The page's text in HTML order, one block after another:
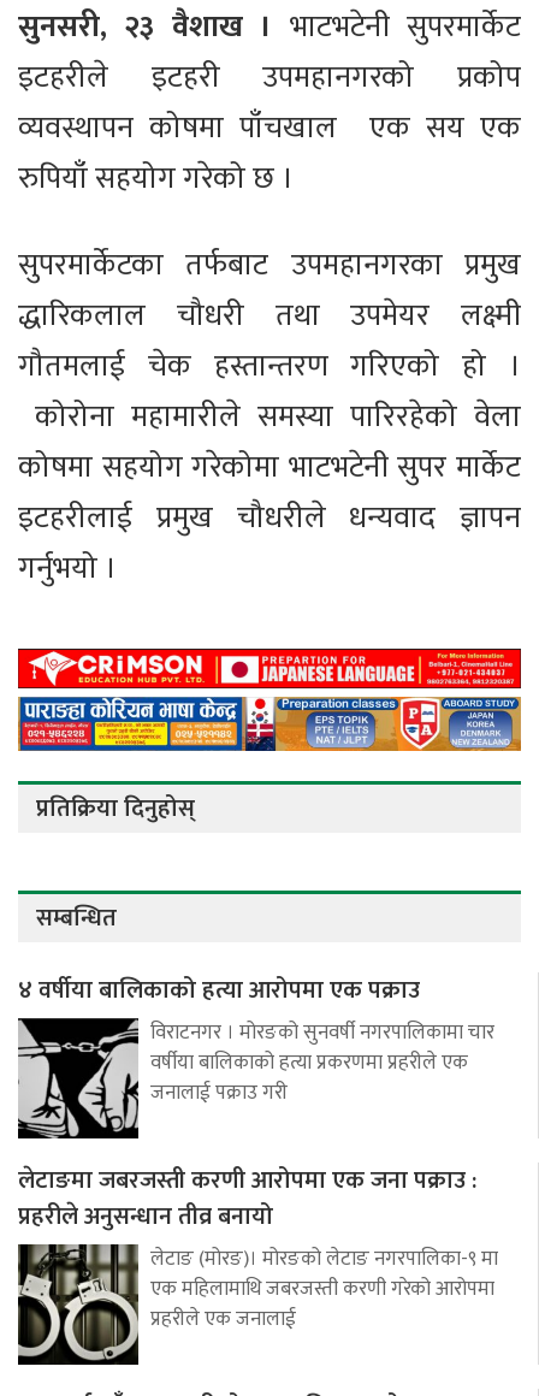
सुनसरी, २३ वैशाख । भाटभटेनी सुपरमार्केट
इटहरीले इटहरी उपमहानगरको प्रकोप
व्यवस्थापन कोषमा पाँचखाल एक सय एक
रुपियाँ सहयोग गरेको छ ।
सुपरमार्केटका तर्फबाट उपमहानगरका प्रमुख
द्धारिकलाल चौधरी तथा उपमेयर लक्ष्मी
गौतमलाई चेक हस्तान्तरण गरिएको हो ।
कोरोना महामारीले समस्या पारिरहेको वेला
कोषमा सहयोग गरेकोमा भाटभटेनी सुपर मार्केट
इटहरीलाई प्रमुख चौधरीले धन्यवाद ज्ञापन
गर्नुभयो ।
प्रतिक्रिया दिनुहोस्
सम्बन्धित
४ वर्षीया बालिकाको हत्या आरोपमा एक पक्राउ
विराटनगर । मोरङको सुनवर्षी नगरपालिकामा चार
वर्षीया बालिकाको हत्या प्रकरणमा प्रहरीले एक
जनालाई पक्राउ गरी
लेटाङमा जबरजस्ती करणी आरोपमा एक जना पक्राउ :
प्रहरीले अनुसन्धान तीव्र बनायो
लेटाङ (मोरङ)। मोरङको लेटाङ नगरपालिका-९ मा
एक महिलामाथि जबरजस्ती करणी गरेको आरोपमा
प्रहरीले एक जनालाई